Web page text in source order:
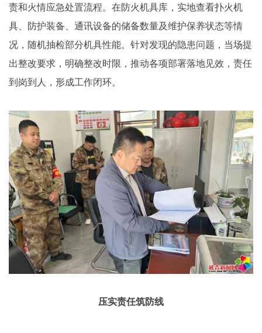
责和火情应急处置流程。在防火机具库，实地查看扑火机
具、防护装备、通讯设备的储备数量及维护保养状态等情
况，随机抽检部分机具性能。针对发现的隐患问题，当场提
出整改要求，明确整改时限，推动各项部署落地见效，责任
到岗到人，形成工作闭环。
压实责任筑防线